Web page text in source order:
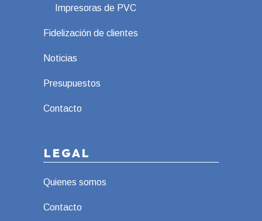
Impresoras de PVC
Fidelización de clientes
Noticias
Presupuestos
Contacto
LEGAL
Quienes somos
Contacto